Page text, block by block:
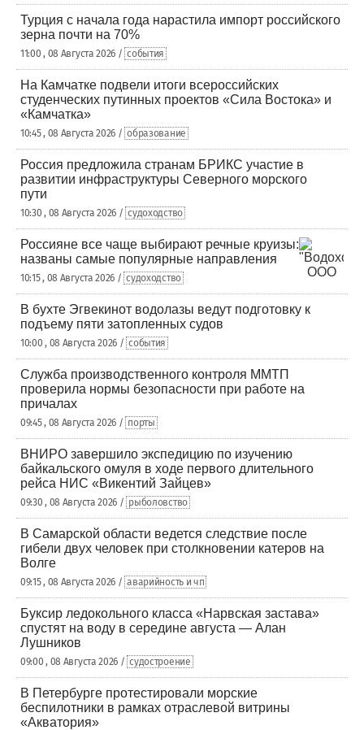
Турция с начала года нарастила импорт российского
зерна почти на 70%
11:00 , 08 Августа 2026 / события
На Камчатке подвели итоги всероссийских
студенческих путинных проектов «Сила Востока» и
«Камчатка»
10:45 , 08 Августа 2026 / образование
Россия предложила странам БРИКС участие в
развитии инфраструктуры Северного морского
пути
10:30 , 08 Августа 2026 / судоходство
Россияне все чаще выбирают речные круизы:
названы самые популярные направления
10:15 , 08 Августа 2026 / судоходство
В бухте Эгвекинот водолазы ведут подготовку к
подъему пяти затопленных судов
10:00 , 08 Августа 2026 / события
Служба производственного контроля ММТП
проверила нормы безопасности при работе на
причалах
09:45 , 08 Августа 2026 / порты
ВНИРО завершило экспедицию по изучению
байкальского омуля в ходе первого длительного
рейса НИС «Викентий Зайцев»
09:30 , 08 Августа 2026 / рыболовство
В Самарской области ведется следствие после
гибели двух человек при столкновении катеров на
Волге
09:15 , 08 Августа 2026 / аварийность и чп
Буксир ледокольного класса «Нарвская застава»
спустят на воду в середине августа — Алан
Лушников
09:00 , 08 Августа 2026 / судостроение
В Петербурге протестировали морские
беспилотники в рамках отраслевой витрины
«Акватория»